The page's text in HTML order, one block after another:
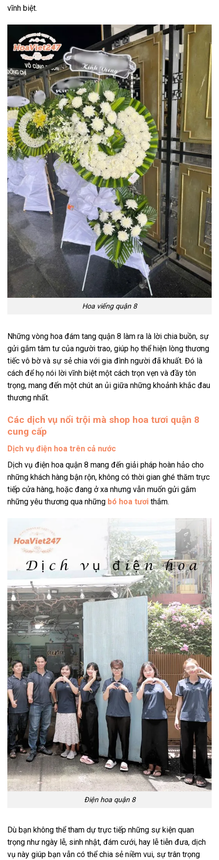
vĩnh biệt.
Hoa viếng quận 8
Những vòng hoa đám tang quận 8 làm ra là lời chia buồn, sự
gửi gắm tâm tư của người trao, giúp họ thể hiện lòng thương
tiếc vô bờ và sự sẻ chia với gia đình người đã khuất. Đó là
cách để họ nói lời vĩnh biệt một cách trọn vẹn và đầy tôn
trọng, mang đến một chút an ủi giữa những khoảnh khắc đau
thương nhất.
Các dịch vụ nổi trội mà shop hoa tươi quận 8
cung cấp
Dịch vụ điện hoa trên cả nước
Dịch vụ điện hoa quận 8 mang đến giải pháp hoàn hảo cho
những khách hàng bận rộn, không có thời gian ghé thăm trực
tiếp cửa hàng, hoặc đang ở xa nhưng vẫn muốn gửi gắm
những yêu thương qua những bó hoa tươi thắm.
Điện hoa quận 8
Dù bạn không thể tham dự trực tiếp những sự kiện quan
trọng như ngày lễ, sinh nhật, đám cưới, hay lễ tiễn đưa, dịch
vụ này giúp bạn vẫn có thể chia sẻ niềm vui, sự trân trọng